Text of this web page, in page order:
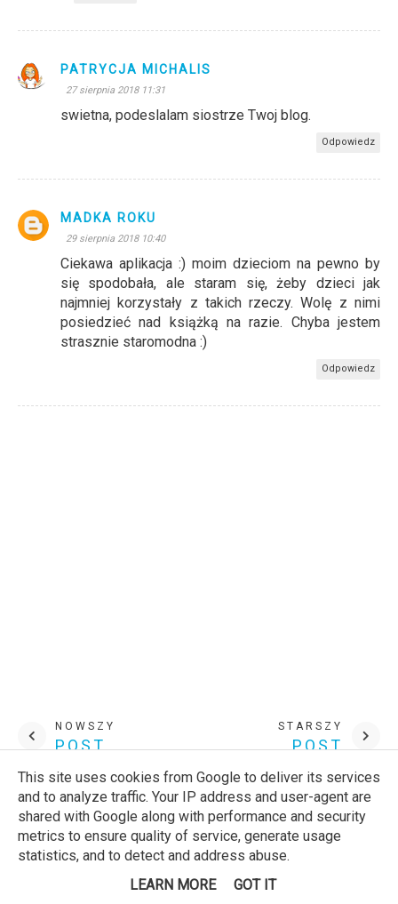
PATRYCJA MICHALIS
27 sierpnia 2018 11:31
swietna, podeslalam siostrze Twoj blog.
Odpowiedz
MADKA ROKU
29 sierpnia 2018 10:40
Ciekawa aplikacja :) moim dzieciom na pewno by
się spodobała, ale staram się, żeby dzieci jak
najmniej korzystały z takich rzeczy. Wolę z nimi
posiedzieć nad książką na razie. Chyba jestem
strasznie staromodna :)
Odpowiedz
NOWSZY
POST
STARSZY
POST
SZUKAJ NA BLOGU
This site uses cookies from Google to deliver its services
and to analyze traffic. Your IP address and user-agent are
shared with Google along with performance and security
metrics to ensure quality of service, generate usage
statistics, and to detect and address abuse.
LEARN MORE
GOT IT